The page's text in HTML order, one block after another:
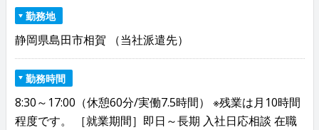
勤務地
静岡県島田市相賀 （当社派遣先）
勤務時間
8:30～17:00（休憩60分/実働7.5時間） ※残業は月10時間
程度です。 ［就業期間］即日～長期 入社日応相談 在職